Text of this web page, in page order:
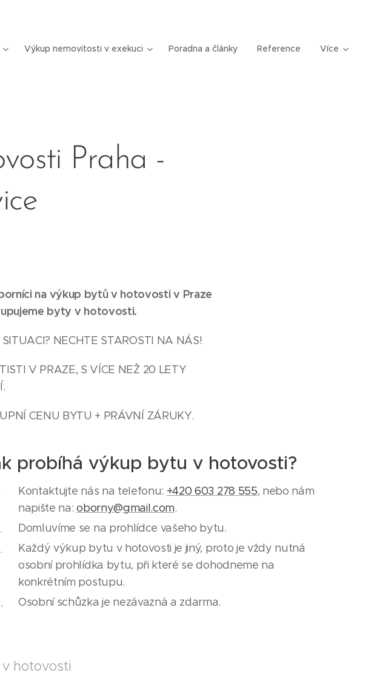
Výkup nemovitosti v exekuci Poradna a články Reference Více
Praha -
na výkup bytů v hotovosti v Praze
byty v hotovosti.
NECHTE STAROSTI NA NÁS!
V PRAZE, S VÍCE NEŽ 20 LETY
CENU BYTU + PRÁVNÍ ZÁRUKY.
probíhá výkup bytu v hotovosti?
Kontaktujte nás na telefonu: +420 603 278 555, nebo nám
napište na:oborny@gmail.com.
Domluvíme se na prohlídce vašeho bytu.
Každý výkup bytu v hotovosti je jiný, proto je vždy nutná
osobní prohlídka bytu, při které se dohodneme na
konkrétním postupu.
Osobní schůzka je nezávazná a zdarma.
hotovosti